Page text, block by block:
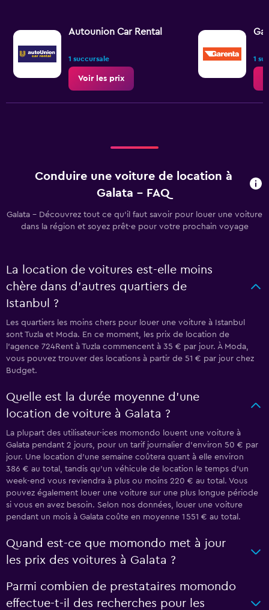
Autounion Car Rental
1 succursale
Voir les prix
1
Conduire une voiture de location à
Galata - FAQ
Galata - Découvrez tout ce qu’il faut savoir pour louer une voiture
dans la région et soyez prêt·e pour votre prochain voyage
La location de voitures est-elle moins
chère dans d’autres quartiers de
Istanbul ?
Les quartiers les moins chers pour louer une voiture à Istanbul
sont Tuzla et Moda. En ce moment, les prix de location de
l'agence 724Rent à Tuzla commencent à 35 € par jour. À Moda,
vous pouvez trouver des locations à partir de 51 € par jour chez
Budget.
Quelle est la durée moyenne d’une
location de voiture à Galata ?
La plupart des utilisateur·ices momondo louent une voiture à
Galata pendant 2 jours, pour un tarif journalier d’environ 50 € par
jour. Une location d’une semaine coûtera quant à elle environ
386 € au total, tandis qu’un véhicule de location le temps d’un
week-end vous reviendra à plus ou moins 220 € au total. Vous
pouvez également louer une voiture sur une plus longue période
si vous en avez besoin. Selon nos données, louer une voiture
pendant un mois à Galata coûte en moyenne 1 551 € au total.
Quand est-ce que momondo met à jour
les prix des voitures à Galata ?
Parmi combien de prestataires momondo
effectue-t-il des recherches pour les